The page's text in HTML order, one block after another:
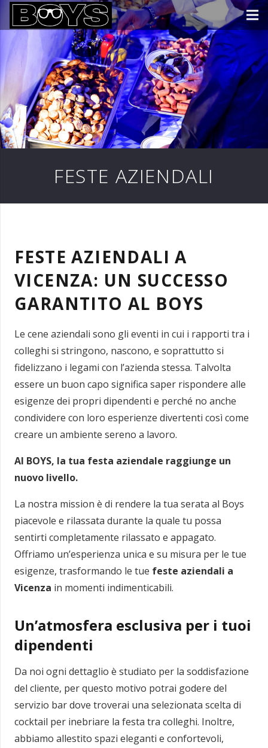
FESTE AZIENDALI
FESTE AZIENDALI A
VICENZA: UN SUCCESSO
GARANTITO AL BOYS
Le cene aziendali sono gli eventi in cui i rapporti tra i
colleghi si stringono, nascono, e soprattutto si
fidelizzano i legami con l’azienda stessa. Talvolta
essere un buon capo significa saper rispondere alle
esigenze dei propri dipendenti e perché no anche
condividere con loro esperienze divertenti così come
creare un ambiente sereno a lavoro.
Al BOYS, la tua festa aziendale raggiunge un
nuovo livello.
La nostra mission è di rendere la tua serata al Boys
piacevole e rilassata durante la quale tu possa
sentirti completamente rilassato e appagato.
Offriamo un’esperienza unica e su misura per le tue
esigenze, trasformando le tue feste aziendali a
Vicenza in momenti indimenticabili.
Un’atmosfera esclusiva per i tuoi
dipendenti
Da noi ogni dettaglio è studiato per la soddisfazione
del cliente, per questo motivo potrai godere del
servizio bar dove troverai una selezionata scelta di
cocktail per inebriare la festa tra colleghi. Inoltre,
abbiamo allestito spazi eleganti e confortevoli,